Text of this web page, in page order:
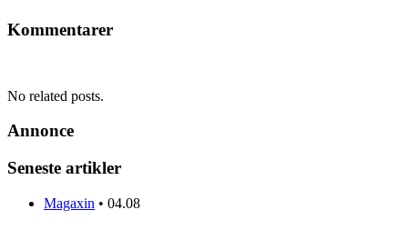
Kommentarer
No related posts.
Annonce
Seneste artikler
Magaxin • 04.08